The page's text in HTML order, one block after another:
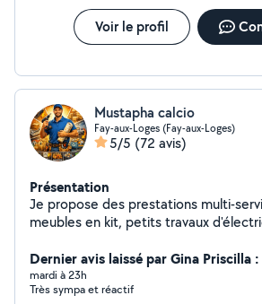
Voir le profil
Mustapha calcio
Fay-aux-Loges (Fay-aux-Loges)
5/5 (72 avis)
Présentation
Je propose des prestations multi-
meubles en kit, petits travaux
d'encombrants, transport vers
Ponctuel, réactif et professionnel, je
besoins. N'hésitez pas à me contacter.
Dernier avis laissé par Gina Priscilla
mardi à 23h
Très sympa et réactif